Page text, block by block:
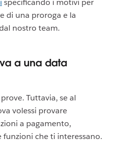
di una proroga e la
nostro team.
a una data
Tuttavia, se al
volessi provare
a pagamento,
funzioni che ti interessano.